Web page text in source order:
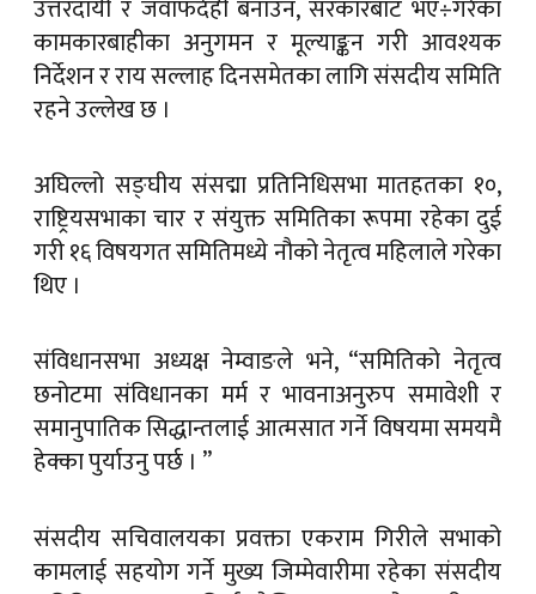
उत्तरदायी र जवाफदेही बनाउन, सरकारबाट भए÷गरेका
कामकारबाहीका अनुगमन र मूल्याङ्कन गरी आवश्यक
निर्देशन र राय सल्लाह दिनसमेतका लागि संसदीय समिति
रहने उल्लेख छ ।
अघिल्लो सङ्घीय संसद्मा प्रतिनिधिसभा मातहतका १०,
राष्ट्रियसभाका चार र संयुक्त समितिका रूपमा रहेका दुई
गरी १६ विषयगत समितिमध्ये नौको नेतृत्व महिलाले गरेका
थिए ।
संविधानसभा अध्यक्ष नेम्वाङले भने, “समितिको नेतृत्व
छनोटमा संविधानका मर्म र भावनाअनुरुप समावेशी र
समानुपातिक सिद्धान्तलाई आत्मसात गर्ने विषयमा समयमै
हेक्का पुर्याउनु पर्छ । ”
संसदीय सचिवालयका प्रवक्ता एकराम गिरीले सभाको
कामलाई सहयोग गर्ने मुख्य जिम्मेवारीमा रहेका संसदीय